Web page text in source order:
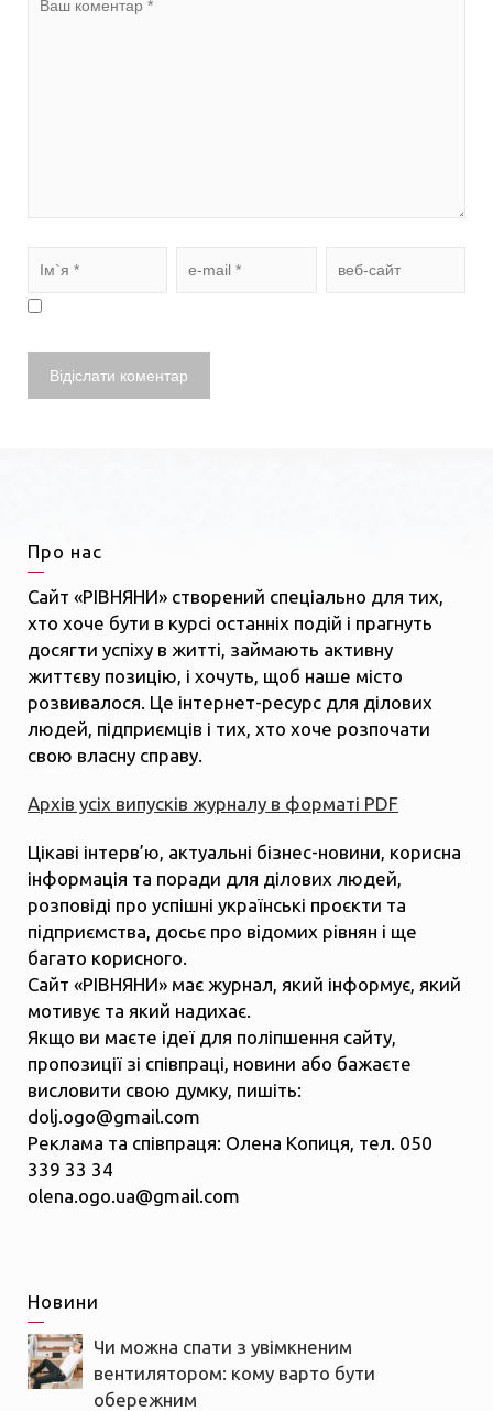
Про нас
Сайт «РІВНЯНИ» створений спеціально для тих,
хто хоче бути в курсі останніх подій і прагнуть
досягти успіху в житті, займають активну
життєву позицію, і хочуть, щоб наше місто
розвивалося. Це інтернет-ресурс для ділових
людей, підприємців і тих, хто хоче розпочати
свою власну справу.
Архів усіх випусків журналу в форматі PDF
Цікаві інтерв’ю, актуальні бізнес-новини, корисна
інформація та поради для ділових людей,
розповіді про успішні українські проєкти та
підприємства, досьє про відомих рівнян і ще
багато корисного.
Сайт «РІВНЯНИ» має журнал, який інформує, який
мотивує та який надихає.
Якщо ви маєте ідеї для поліпшення сайту,
пропозиції зі співпраці, новини або бажаєте
висловити свою думку, пишіть:
dolj.ogo@gmail.com
Реклама та співпраця: Олена Копиця, тел. 050
339 33 34
olena.ogo.ua@gmail.com
Новини
Чи можна спати з увімкненим
вентилятором: кому варто бути
обережним